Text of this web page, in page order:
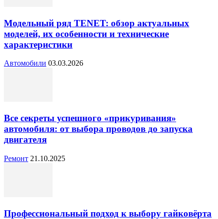
Модельный ряд TENET: обзор актуальных
моделей, их особенности и технические
характеристики
Автомобили 03.03.2026
Все секреты успешного «прикуривания»
автомобиля: от выбора проводов до запуска
двигателя
Ремонт 21.10.2025
Профессиональный подход к выбору гайковёрта